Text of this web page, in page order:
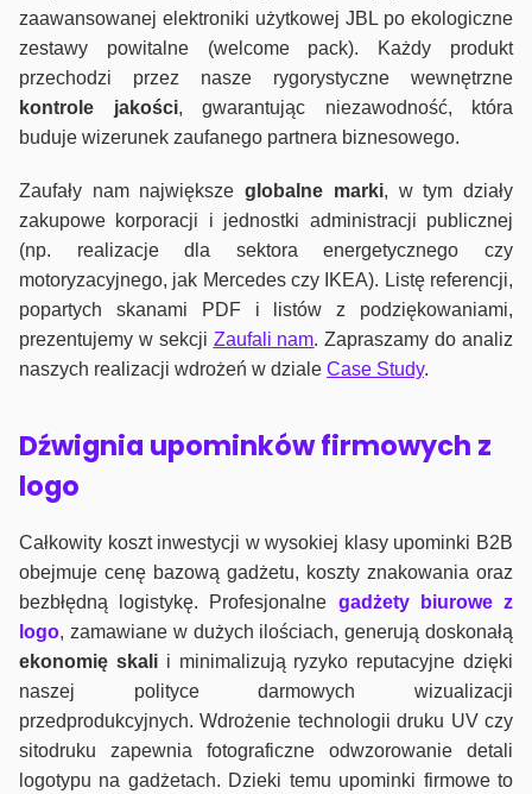
zaawansowanej elektroniki użytkowej JBL po ekologiczne
zestawy powitalne (welcome pack). Każdy produkt
przechodzi przez nasze rygorystyczne wewnętrzne
kontrole jakości, gwarantując niezawodność, która
buduje wizerunek zaufanego partnera biznesowego.
Zaufały nam największeglobalne marki, w tym działy
zakupowe korporacji i jednostki administracji publicznej
(np. realizacje dla sektora energetycznego czy
motoryzacyjnego, jak Mercedes czy IKEA). Listę referencji,
popartych skanami PDF i listów z podziękowaniami,
prezentujemy w sekcji Zaufali nam. Zapraszamy do analiz
naszych realizacji wdrożeń w dziale Case Study.
Dźwignia upominków firmowych z
logo
Całkowity koszt inwestycji w wysokiej klasy upominki B2B
obejmuje cenę bazową gadżetu, koszty znakowania oraz
bezbłędną logistykę. Profesjonalne gadżety biurowe z
logo, zamawiane w dużych ilościach, generują doskonałą
ekonomię skalii minimalizują ryzyko reputacyjne dzięki
naszej polityce darmowych wizualizacji
przedprodukcyjnych. Wdrożenie technologii druku UV czy
sitodruku zapewnia fotograficzne odwzorowanie detali
logotypu na gadżetach. Dzieki temu upominki firmowe to